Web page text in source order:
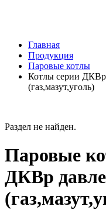
Главная
Продукция
Паровые котлы
Котлы серии
(газ,мазут,уголь)
Раздел не найден.
Паровые
ДКВр